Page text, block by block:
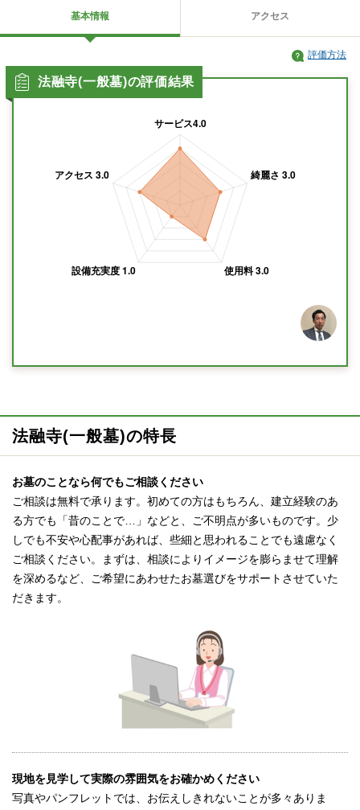
基本情報 アクセス
法融寺(一般墓)の評価結果
評価方法
法融寺(一般墓)の特長
お墓のことなら何でもご相談ください
ご相談は無料で承ります。初めての方はもちろん、建立経験のあ
る方でも「昔のことで…」などと、ご不明点が多いものです。少
しでも不安や心配事があれば、些細と思われることでも遠慮なく
ご相談ください。まずは、相談によりイメージを膨らませて理解
を深めるなど、ご希望にあわせたお墓選びをサポートさせていた
だきます。
現地を見学して実際の雰囲気をお確かめください
写真やパンフレットでは、お伝えしきれないことが多々ありま